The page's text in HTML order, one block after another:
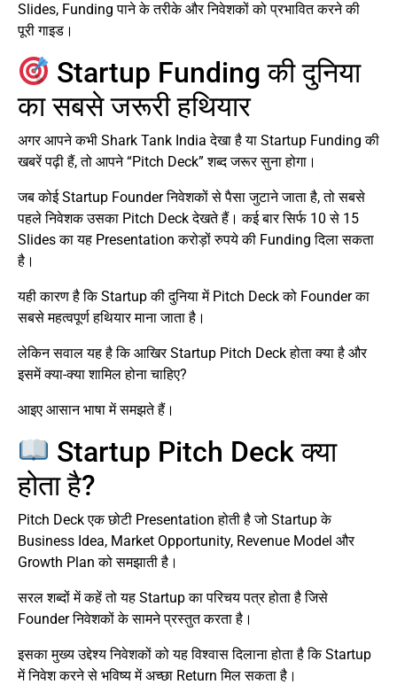
Slides, Funding पाने के तरीके और निवेशकों को प्रभावित करने की
पूरी गाइड।
Startup Funding की दुनिया
का सबसे जरूरी हथियार
अगर आपने कभी Shark Tank India देखा है या Startup Funding की
खबरें पढ़ी हैं, तो आपने “Pitch Deck” शब्द जरूर सुना होगा।
जब कोई Startup Founder निवेशकों से पैसा जुटाने जाता है, तो सबसे
पहले निवेशक उसका Pitch Deck देखते हैं। कई बार सिर्फ 10 से 15
Slides का यह Presentation करोड़ों रुपये की Funding दिला सकता
है।
यही कारण है कि Startup की दुनिया में Pitch Deck को Founder का
सबसे महत्वपूर्ण हथियार माना जाता है।
लेकिन सवाल यह है कि आखिर Startup Pitch Deck होता क्या है और
इसमें क्या-क्या शामिल होना चाहिए?
आइए आसान भाषा में समझते हैं।
Startup Pitch Deck क्या
होता है?
Pitch Deck एक छोटी Presentation होती है जो Startup के
Business Idea, Market Opportunity, Revenue Model और
Growth Plan को समझाती है।
सरल शब्दों में कहें तो यह Startup का परिचय पत्र होता है जिसे
Founder निवेशकों के सामने प्रस्तुत करता है।
इसका मुख्य उद्देश्य निवेशकों को यह विश्वास दिलाना होता है कि Startup
में निवेश करने से भविष्य में अच्छा Return मिल सकता है।